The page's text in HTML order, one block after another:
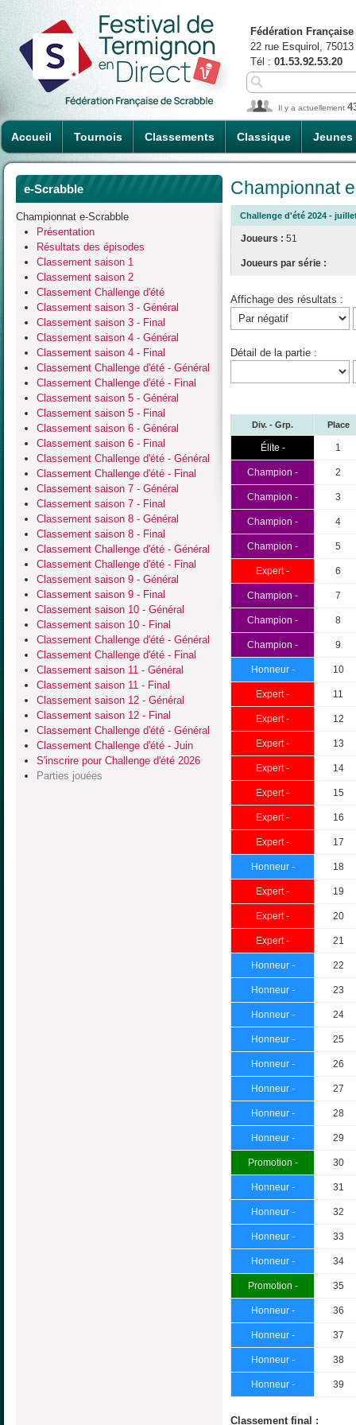
Accueil Tournois Classements Classique Jeunes
Fédération
22 rue Esquirol,
Tél : 01.53.92.53.20
Il y a actuellement
e-Scrabble
Championnat e-Scrabble
Présentation
Résultats des épisodes
Classement saison 1
Classement saison 2
Classement Challenge d'été
Classement saison 3 - Général
Classement saison 3 - Final
Classement saison 4 - Général
Classement saison 4 - Final
Classement Challenge d'été - Général
Classement Challenge d'été - Final
Classement saison 5 - Général
Classement saison 5 - Final
Classement saison 6 - Général
Classement saison 6 - Final
Classement Challenge d'été - Général
Classement Challenge d'été - Final
Classement saison 7 - Général
Classement saison 7 - Final
Classement saison 8 - Général
Classement saison 8 - Final
Classement Challenge d'été - Général
Classement Challenge d'été - Final
Classement saison 9 - Général
Classement saison 9 - Final
Classement saison 10 - Général
Classement saison 10 - Final
Classement Challenge d'été - Général
Classement Challenge d'été - Final
Classement saison 11 - Général
Classement saison 11 - Final
Classement saison 12 - Général
Classement saison 12 - Final
Classement Challenge d'été - Général
Classement Challenge d'été - Juin
S'inscrire pour Challenge d'été 2026
Parties jouées
Championnat
Challenge d'été 2024 -
Joueurs : 51
Joueurs par série :
Affichage des résultats :
Détail de la partie :
Div. - Grp. Place
Élite - 1
Champion - 2
Champion - 3
Champion - 4
Champion - 5
Expert - 6
Champion - 7
Champion - 8
Champion - 9
Honneur - 10
Expert - 11
Expert - 12
Expert - 13
Expert - 14
Expert - 15
Expert - 16
Expert - 17
Honneur - 18
Expert - 19
Expert - 20
Expert - 21
Honneur - 22
Honneur - 23
Honneur - 24
Honneur - 25
Honneur - 26
Honneur - 27
Honneur - 28
Honneur - 29
Promotion - 30
Honneur - 31
Honneur - 32
Honneur - 33
Honneur - 34
Promotion - 35
Honneur - 36
Honneur - 37
Honneur - 38
Honneur - 39
Classement final :